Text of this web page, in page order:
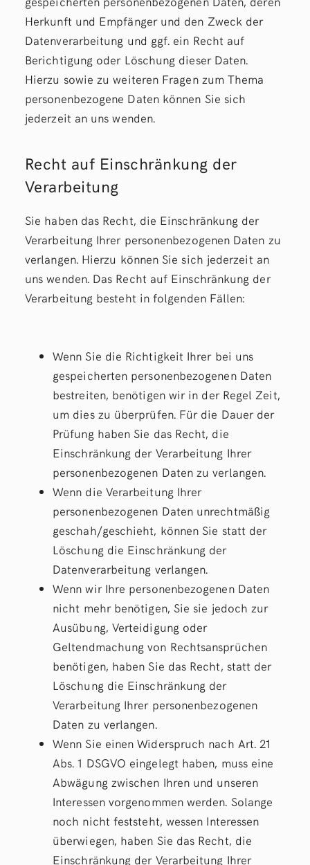
Herkunft und Empfänger und den Zweck der
Datenverarbeitung und ggf. ein Recht auf
Berichtigung oder Löschung dieser Daten.
Hierzu sowie zu weiteren Fragen zum Thema
personenbezogene Daten können Sie sich
jederzeit an uns wenden.
Recht auf Einschränkung der
Verarbeitung
Sie haben das Recht, die Einschränkung der
Verarbeitung Ihrer personenbezogenen Daten zu
verlangen. Hierzu können Sie sich jederzeit an
uns wenden. Das Recht auf Einschränkung der
Verarbeitung besteht in folgenden Fällen:
Wenn Sie die Richtigkeit Ihrer bei uns
gespeicherten personenbezogenen Daten
bestreiten, benötigen wir in der Regel Zeit,
um dies zu überprüfen. Für die Dauer der
Prüfung haben Sie das Recht, die
Einschränkung der Verarbeitung Ihrer
personenbezogenen Daten zu verlangen.
Wenn die Verarbeitung Ihrer
personenbezogenen Daten unrechtmäßig
geschah/geschieht, können Sie statt der
Löschung die Einschränkung der
Datenverarbeitung verlangen.
Wenn wir Ihre personenbezogenen Daten
nicht mehr benötigen, Sie sie jedoch zur
Ausübung, Verteidigung oder
Geltendmachung von Rechtsansprüchen
benötigen, haben Sie das Recht, statt der
Löschung die Einschränkung der
Verarbeitung Ihrer personenbezogenen
Daten zu verlangen.
Wenn Sie einen Widerspruch nach Art. 21
Abs. 1 DSGVO eingelegt haben, muss eine
Abwägung zwischen Ihren und unseren
Interessen vorgenommen werden. Solange
noch nicht feststeht, wessen Interessen
überwiegen, haben Sie das Recht, die
Einschränkung der Verarbeitung Ihrer